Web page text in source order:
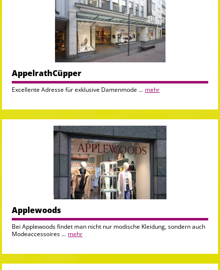
AppelrathCüpper
Excellente Adresse für exklusive Damenmode ... mehr
Applewoods
Bei Applewoods findet man nicht nur modische Kleidung, sondern auch
Modeaccessoires ... mehr